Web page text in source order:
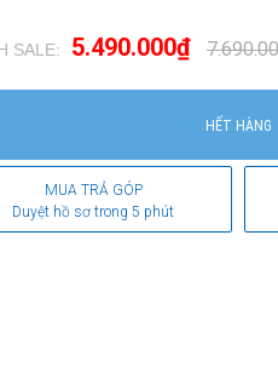
SALE: 5.490.000₫
HẾT HÀNG
MUA TRẢ GÓP
Duyệt hồ sơ trong 5 phút